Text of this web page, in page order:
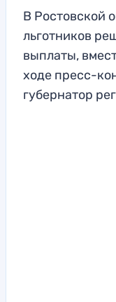
В Ростовской
льготников
выплаты,
ходе пресс-
губернатор